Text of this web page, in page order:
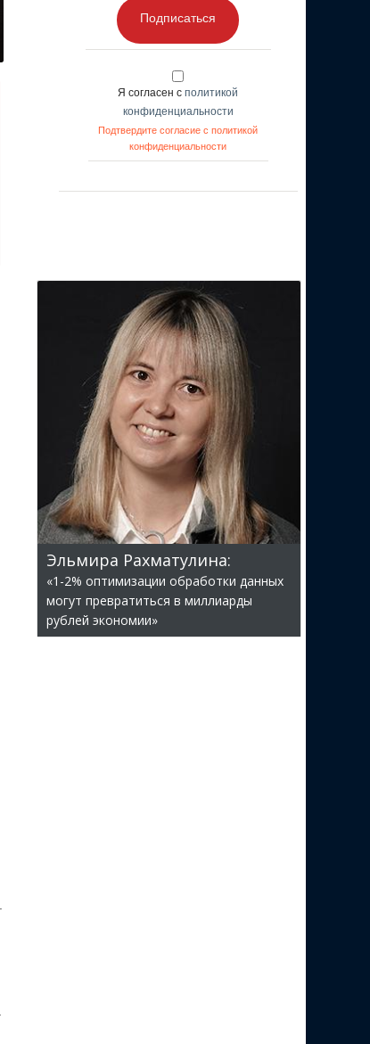
Подписаться
Я согласен с политикой
конфиденциальности
Подтвердите согласие с политикой
конфиденциальности
Эльмира Рахматулина:
«1-2% оптимизации обработки данных
могут превратиться в миллиарды
рублей экономии»